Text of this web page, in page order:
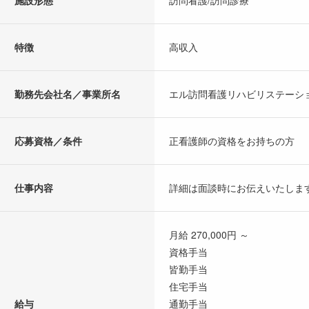
特徴 高収入
勤務先会社名／事業所名 エル訪問看護リハビリステーシ
応募資格／条件 正看護師の資格をお持ちの方
仕事内容 詳細は面談時にお伝えいたしま
給与
月給 270,000円 ～
資格手当
皆勤手当
住宅手当
通勤手当